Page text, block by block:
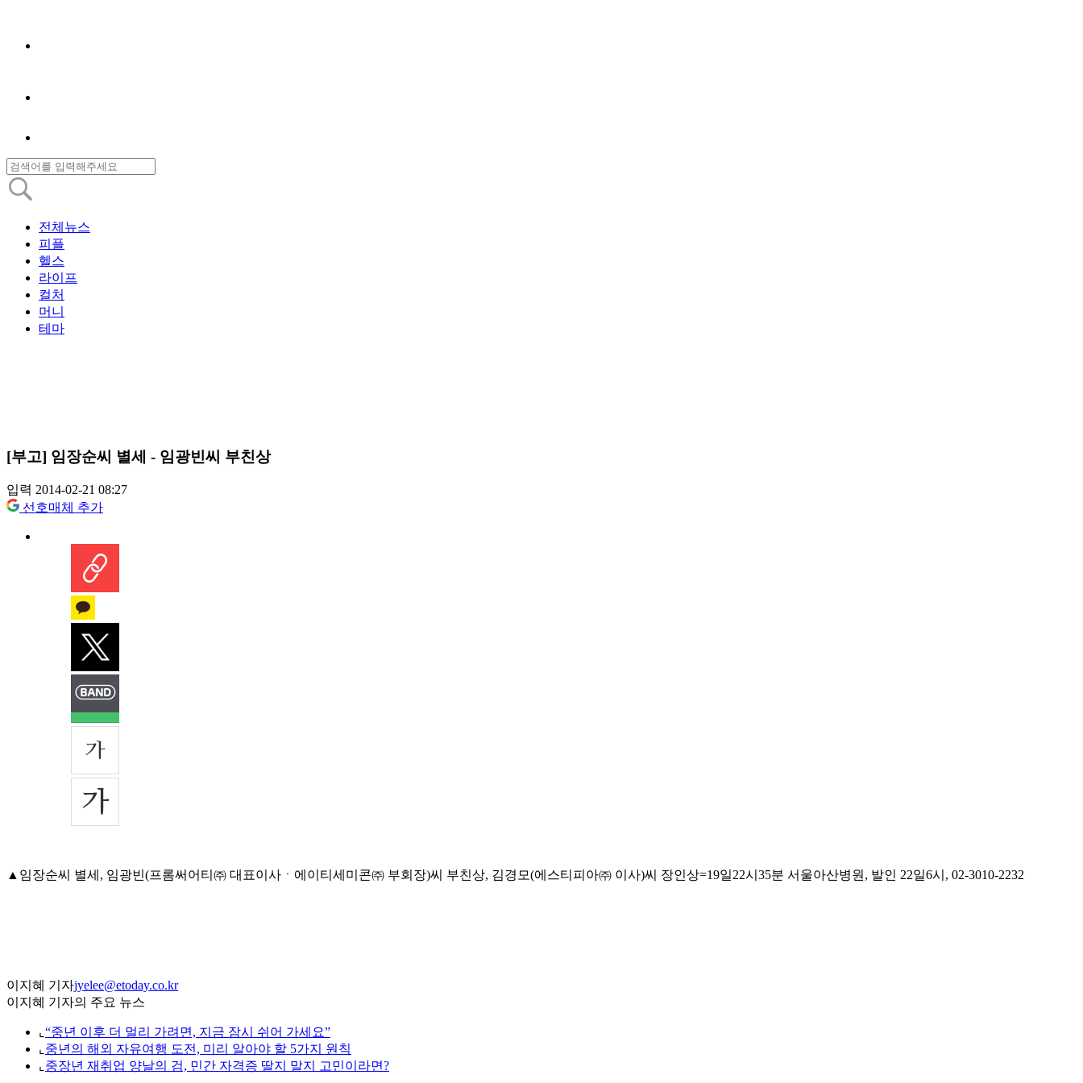
전체뉴스
피플
헬스
라이프
컬처
머니
테마
[부고] 임장순씨 별세 - 임광빈씨 부친상
입력 2014-02-21 08:27
선호매체 추가
▲임장순씨 별세, 임광빈(프롬써어티㈜ 대표이사ㆍ에이티세미콘㈜ 부회장)씨 부친상, 김경모(에스티피아㈜ 이사)씨 장인상=19일22시35분 서울아산병원, 발인 22일6시, 02-3010-2232
이지혜 기자jyelee@etoday.co.kr
이지혜 기자의 주요 뉴스
⌞ “중년 이후 더 멀리 가려면, 지금 잠시 쉬어 가세요”
⌞ 중년의 해외 자유여행 도전, 미리 알아야 할 5가지 원칙
⌞ 중장년 재취업 양날의 검, 민간 자격증 딸지 말지 고민이라면?